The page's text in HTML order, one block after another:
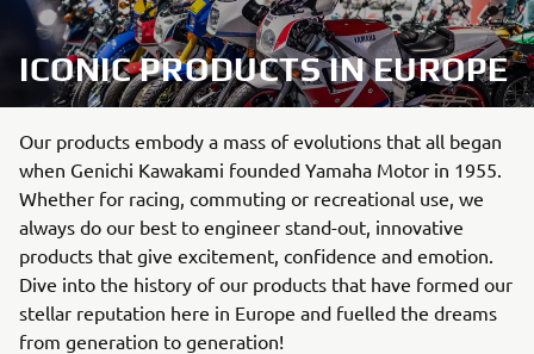
ICONIC PRODUCTS IN EUROPE
Our products embody a mass of evolutions that all began
when Genichi Kawakami founded Yamaha Motor in 1955.
Whether for racing, commuting or recreational use, we
always do our best to engineer stand-out, innovative
products that give excitement, confidence and emotion.
Dive into the history of our products that have formed our
stellar reputation here in Europe and fuelled the dreams
from generation to generation!